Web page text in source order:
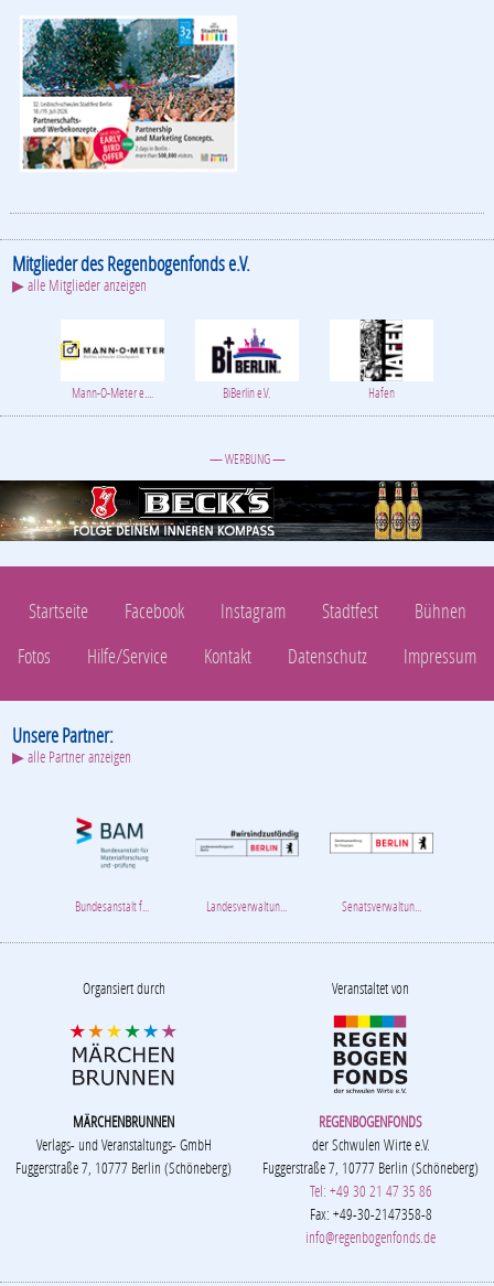
Mitglieder des Regenbogenfonds e.V.
▶ alle Mitglieder anzeigen
Mann-O-Meter e.... BiBerlin e.V. Hafen
— WERBUNG —
Startseite Facebook Instagram Stadtfest
Bühnen
Fotos
Hilfe/Service Kontakt Datenschutz Impressum
Unsere Partner:
▶ alle Partner anzeigen
Bundesanstalt f... Landesverwaltun... Senatsverwaltun...
Organsiert durch
MÄRCHENBRUNNEN
Verlags- und Veranstaltungs- GmbH
Fuggerstraße 7, 10777 Berlin (Schöneberg)
Veranstaltet von
REGENBOGENFONDS
der Schwulen Wirte e.V.
Fuggerstraße 7, 10777 Berlin (Schöneberg)
Tel: +49 30 21 47 35 86
Fax: +49-30-2147358-8
info@regenbogenfonds.de